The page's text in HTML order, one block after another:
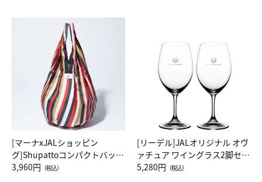
[マーナxJALショッピン
グ]Shupattoコンパクトバッグ
Drop JAL客室乗務員（LC）ス
3,960円 （税込）
[リーデル]JALオリジナル オヴ
ァチュア ワイングラス2脚セッ
ト（レッドワイン）
5,280円 （税込）